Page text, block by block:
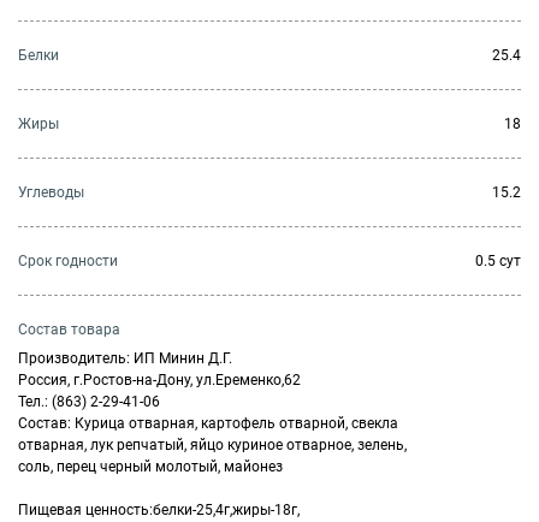
Белки 25.4
Жиры 18
Углеводы 15.2
Cрок годности 0.5 сут
Состав товара
Производитель: ИП Минин Д.Г.
Россия, г.Ростов-на-Дону, ул.Еременко,62
Тел.: (863) 2-29-41-06
Состав: Курица отварная, картофель отварной, свекла
отварная, лук репчатый, яйцо куриное отварное, зелень,
соль, перец черный молотый, майонез
Пищевая ценность:белки-25,4г,жиры-18г,